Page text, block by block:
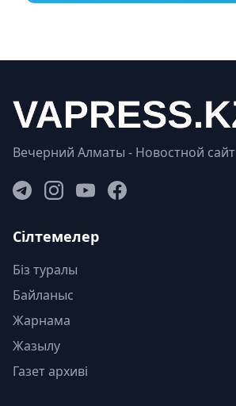
Вечерний Алматы - Новостной сайт
Сілтемелер
Біз туралы
Байланыс
Жарнама
Жазылу
Газет архиві